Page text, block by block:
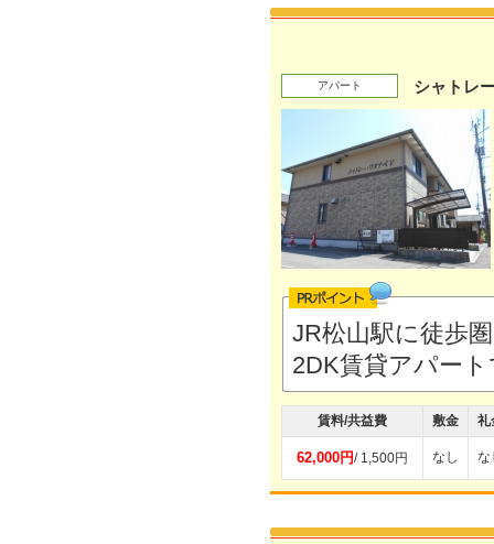
アパート シャトレ
JR松山駅に徒歩
2DK賃貸アパー
賃料/共益費 敷金 礼
62,000円/ 1,500円 なし な